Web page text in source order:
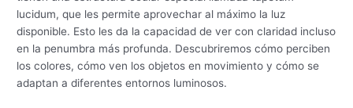
lucidum, que les permite aprovechar al máximo la luz
disponible. Esto les da la capacidad de ver con claridad incluso
en la penumbra más profunda. Descubriremos cómo perciben
los colores, cómo ven los objetos en movimiento y cómo se
adaptan a diferentes entornos luminosos.